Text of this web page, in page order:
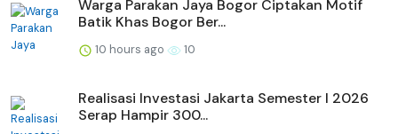
Warga Parakan Jaya Bogor Ciptakan Motif
Batik Khas Bogor Ber...
10 hours ago 10
Realisasi Investasi Jakarta Semester I 2026
Serap Hampir 300...